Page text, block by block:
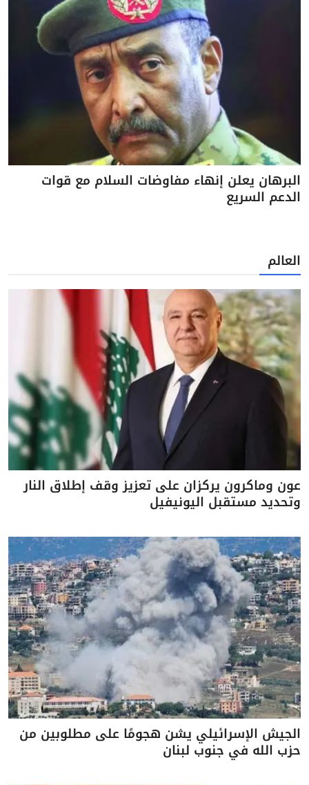
البرهان يعلن إنهاء مفاوضات السلام مع قوات
الدعم السريع
العالم
عون وماكرون يركزان على تعزيز وقف إطلاق النار
وتحديد مستقبل اليونيفيل
الجيش الإسرائيلي يشن هجومًا على مطلوبين من
حزب الله في جنوب لبنان